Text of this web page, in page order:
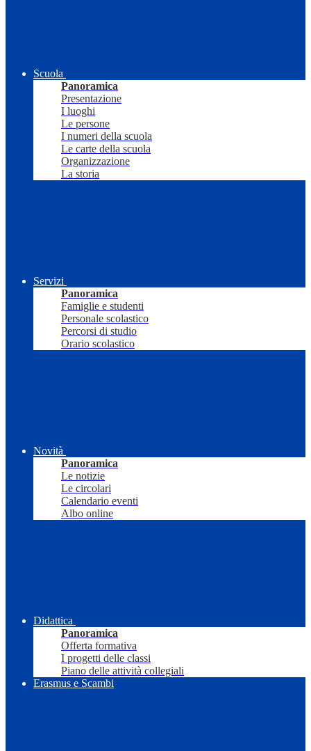
Scuola
Panoramica
Presentazione
I luoghi
Le persone
I numeri della scuola
Le carte della scuola
Organizzazione
La storia
Servizi
Panoramica
Famiglie e studenti
Personale scolastico
Percorsi di studio
Orario scolastico
Novità
Panoramica
Le notizie
Le circolari
Calendario eventi
Albo online
Didattica
Panoramica
Offerta formativa
I progetti delle classi
Piano delle attività collegiali
Erasmus e Scambi